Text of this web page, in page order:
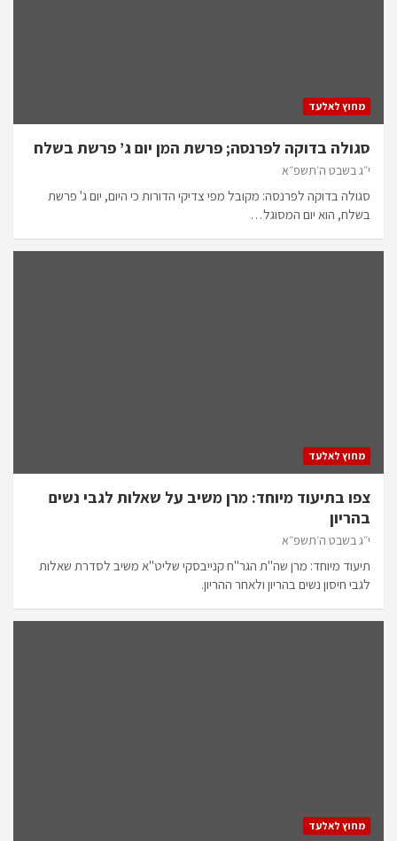
מחוץ לאלעד
סגולה בדוקה לפרנסה; פרשת המן יום ג’ פרשת בשלח
י״ג בשבט ה׳תשפ״א
סגולה בדוקה לפרנסה: מקובל מפי צדיקי הדורות כי היום, יום ג' פרשת
בשלח, הוא יום המסוגל…
מחוץ לאלעד
צפו בתיעוד מיוחד: מרן משיב על שאלות לגבי נשים
בהריון
י״ג בשבט ה׳תשפ״א
תיעוד מיוחד: מרן שה"ת הגר"ח קנייבסקי שליט"א משיב לסדרת שאלות
לגבי חיסון נשים בהריון ולאחר ההריון.
מחוץ לאלעד